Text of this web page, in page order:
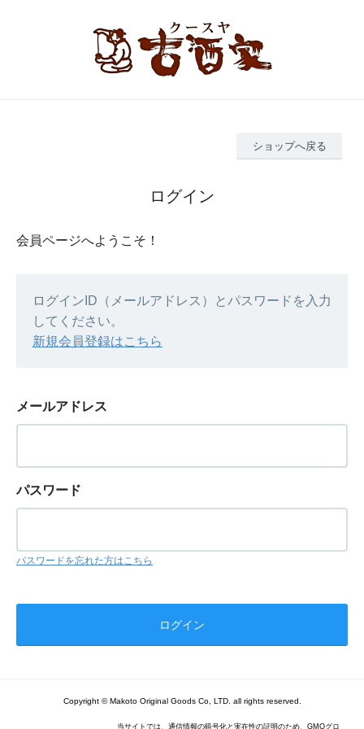
ショップへ戻る
ログイン
会員ページへようこそ！
ログインID（メールアドレス）とパスワードを入力
してください。
新規会員登録はこちら
メールアドレス
パスワード
パスワードを忘れた方はこちら
Copyright © Makoto Original Goods Co, LTD. all rights reserved.
当サイトでは、通信情報の暗号化と実在性の証明のため、GMOグロ